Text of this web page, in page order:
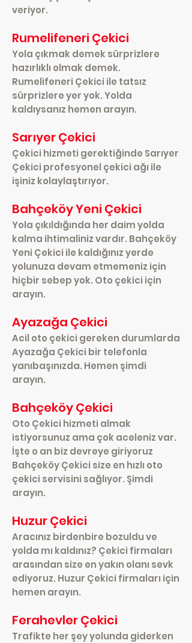
veriyor.
Rumelifeneri Çekici
Yola çıkmak demek sürprizlere
hazırlıklı olmak demek.
Rumelifeneri Çekici ile tatsız
sürprizlere yer yok. Yolda
kaldıysanız hemen arayın.
Sarıyer Çekici
Çekici hizmeti gerektiğinde Sarıyer
Çekici profesyonel çekici ağı ile
işiniz kolaylaştırıyor.
Bahçeköy Yeni Çekici
Yola çıkıldığında her daim yolda
kalma ihtimaliniz vardır. Bahçeköy
Yeni Çekici ile kaldığınız yerde
yolunuza devam etmemeniz için
hiçbir sebep yok. Oto çekici için
arayın.
Ayazağa Çekici
Acil oto çekici gereken durumlarda
Ayazağa Çekici bir telefonla
yanıbaşınızda. Hemen şimdi
arayın.
Bahçeköy Çekici
Oto Çekici hizmeti almak
istiyorsunuz ama çok aceleniz var.
İşte o an biz devreye giriyoruz
Bahçeköy Çekici size en hızlı oto
çekici servisini sağlıyor. Şimdi
arayın.
Huzur Çekici
Aracınız birdenbire bozuldu ve
yolda mı kaldınız? Çekici firmaları
arasından size en yakın olanı sevk
ediyoruz. Huzur Çekici firmaları için
hemen arayın.
Ferahevler Çekici
Trafikte her şey yolunda giderken